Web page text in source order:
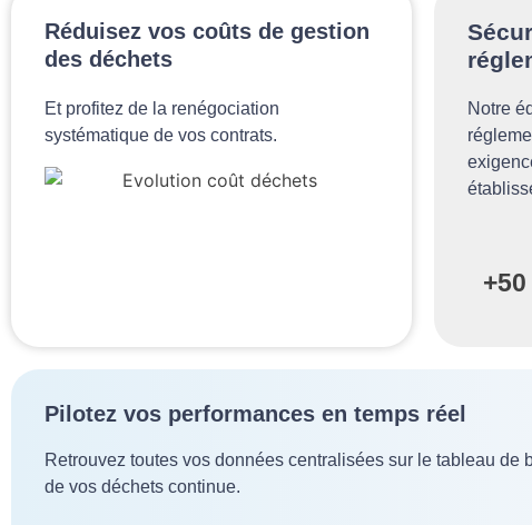
Réduisez vos coûts de gestion
des déchets
Et profitez de la renégociation
systématique de vos contrats.​
Notre
Pilotez vos performances en temps réel
Retrouvez toutes vos données centralisées sur le tableau de
de vos déchets continue.